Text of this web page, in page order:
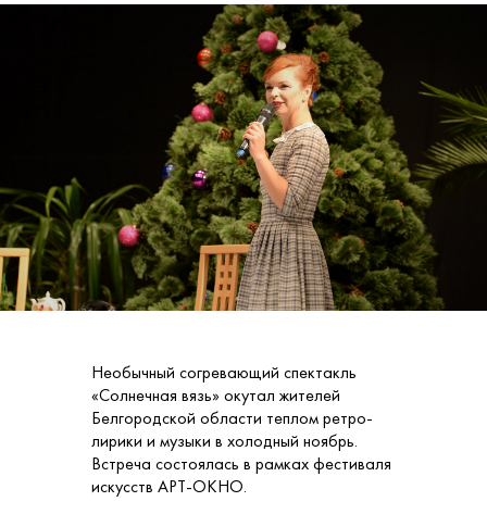
Необычный согревающий спектакль
«Солнечная вязь» окутал жителей
Белгородской области теплом ретро-
лирики и музыки в холодный ноябрь.
Встреча состоялась в рамках фестиваля
искусств АРТ-ОКНО.